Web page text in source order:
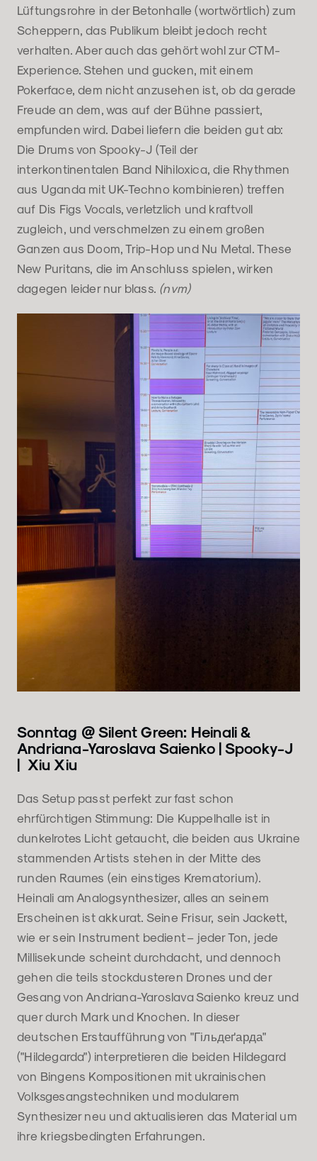
Lüftungsrohre in der Betonhalle (wortwörtlich) zum
Scheppern, das Publikum bleibt jedoch recht
verhalten. Aber auch das gehört wohl zur CTM-
Experience. Stehen und gucken, mit einem
Pokerface, dem nicht anzusehen ist, ob da gerade
Freude an dem, was auf der Bühne passiert,
empfunden wird. Dabei liefern die beiden gut ab:
Die Drums von Spooky-J (Teil der
interkontinentalen Band Nihiloxica, die Rhythmen
aus Uganda mit UK-Techno kombinieren) treffen
auf Dis Figs Vocals, verletzlich und kraftvoll
zugleich, und verschmelzen zu einem großen
Ganzen aus Doom, Trip-Hop und Nu Metal. These
New Puritans, die im Anschluss spielen, wirken
dagegen leider nur blass. (nvm)
Sonntag @ Silent Green: Heinali &
Andriana-Yaroslava Saienko | Spooky-J
| Xiu Xiu
Das Setup passt perfekt zur fast schon
ehrfürchtigen Stimmung: Die Kuppelhalle ist in
dunkelrotes Licht getaucht, die beiden aus Ukraine
stammenden Artists stehen in der Mitte des
runden Raumes (ein einstiges Krematorium).
Heinali am Analogsynthesizer, alles an seinem
Erscheinen ist akkurat. Seine Frisur, sein Jackett,
wie er sein Instrument bedient – jeder Ton, jede
Millisekunde scheint durchdacht, und dennoch
gehen die teils stockdusteren Drones und der
Gesang von Andriana-Yaroslava Saienko kreuz und
quer durch Mark und Knochen. In dieser
deutschen Erstaufführung von "Гільдеґарда"
("Hildegarda") interpretieren die beiden Hildegard
von Bingens Kompositionen mit ukrainischen
Volksgesangstechniken und modularem
Synthesizer neu und aktualisieren das Material um
ihre kriegsbedingten Erfahrungen.